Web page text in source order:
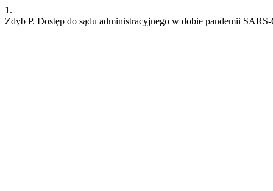
1.
Zdyb P. Dostęp do sądu administracyjnego w dobie pandemii